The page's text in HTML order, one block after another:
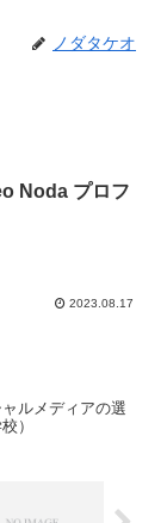
ノダタケオ
Noda プロフ
2023.08.17
ルメディアの選
）